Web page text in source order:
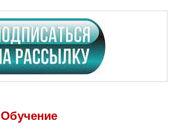
Обучение